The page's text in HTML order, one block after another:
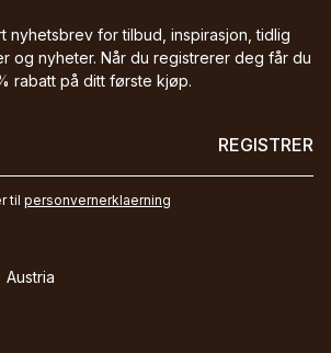
nyhetsbrev for tilbud, inspirasjon, tidlig
og nyheter. Når du registrerer deg får du
rabatt på ditt første kjøp.
REGISTRER
til personvernerklaerning